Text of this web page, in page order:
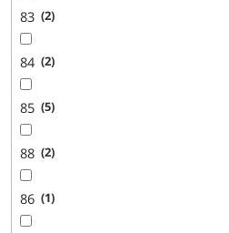
83 2
84 2
85 5
88 2
86 1